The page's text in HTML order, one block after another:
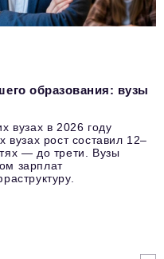
образования: вузы
вузах в 2026 году
рост составил 12–
— до трети. Вузы
зарплат